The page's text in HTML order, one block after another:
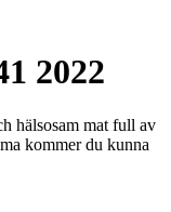
2022
hälsosam mat full av
kommer du kunna